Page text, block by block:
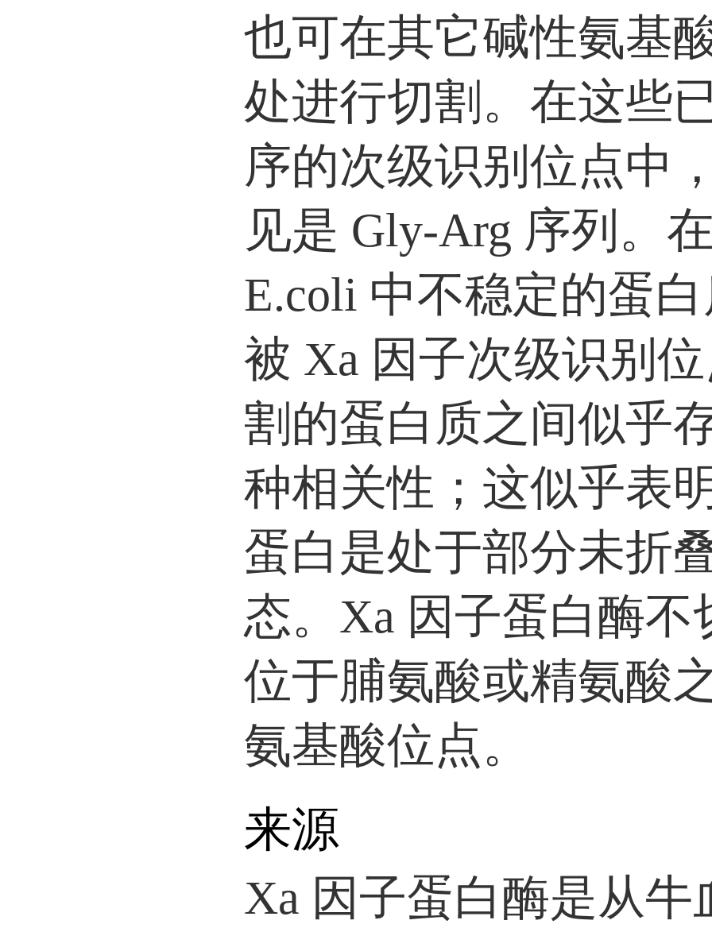
也可在其它碱性氨基
处进行切割。在这些
序的次级识别位点中
见是 Gly-Arg 序列。
E.coli 中不稳定的蛋
被 Xa 因子次级识别
割的蛋白质之间似乎
种相关性；这似乎表
蛋白是处于部分未折
态。Xa 因子蛋白酶不
位于脯氨酸或精氨酸
氨基酸位点。
来源
Xa 因子蛋白酶是从牛